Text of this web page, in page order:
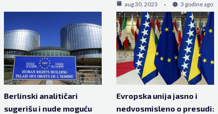
aug 30, 2023 3 godine ago
Berlinski analitičari
sugerišu i nude moguću
Evropska unija jasno i
nedvosmisleno o presudi: